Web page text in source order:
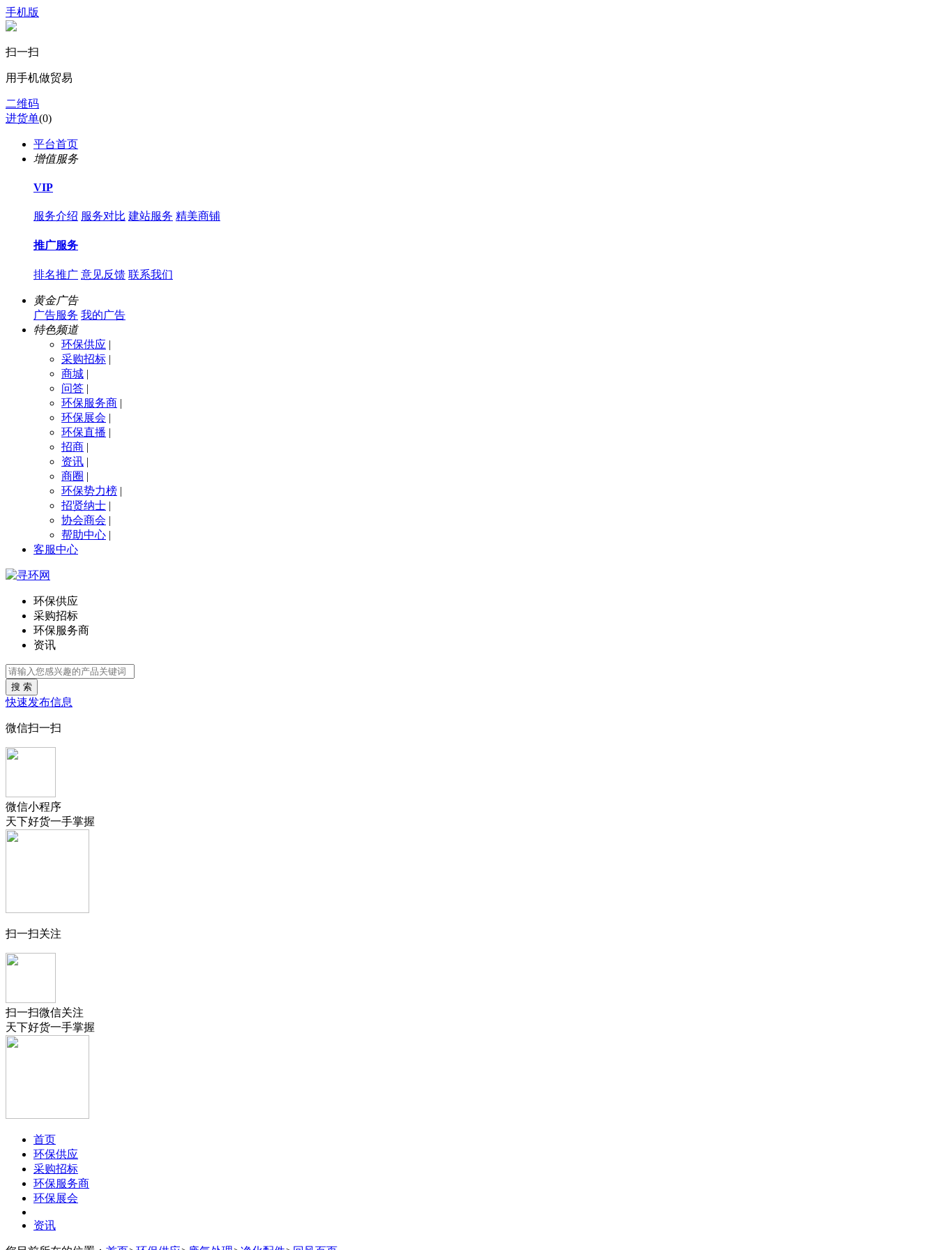
手机版
扫一扫
用手机做贸易
二维码
进货单(0)
平台首页
增值服务
VIP
服务介绍 服务对比 建站服务 精美商铺
推广服务
排名推广 意见反馈 联系我们
黄金广告
广告服务 我的广告
特色频道
环保供应 |
采购招标 |
商城 |
问答 |
环保服务商 |
环保展会 |
环保直播 |
招商 |
资讯 |
商圈 |
环保势力榜 |
招贤纳士 |
协会商会 |
帮助中心 |
客服中心
环保供应
采购招标
环保服务商
资讯
搜 索
快速发布信息
微信扫一扫
微信小程序
天下好货一手掌握
扫一扫关注
扫一扫微信关注
天下好货一手掌握
首页
环保供应
采购招标
环保服务商
环保展会
资讯